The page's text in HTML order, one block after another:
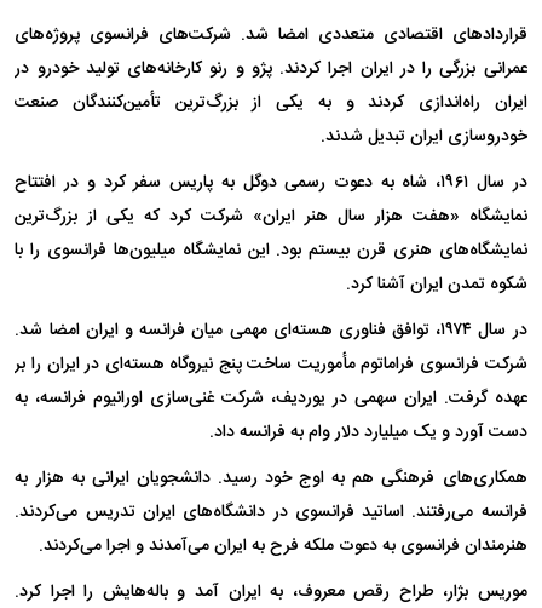
قرارداد‌های اقتصادی متعددی امضا شد. شرکت‌های فرانسوی پروژه‌های
عمرانی بزرگی را در ایران اجرا کردند. پژو و رنو کارخانه‌های تولید خودرو در
ایران راه‌اندازی کردند و به یکی از بزرگ‌ترین تأمین‌کنندگان صنعت
خودروسازی ایران تبدیل شدند.
در سال ۱۹۶۱، شاه به دعوت رسمی دوگل به پاریس سفر کرد و در افتتاح
نمایشگاه «هفت هزار سال هنر ایران» شرکت کرد که یکی از بزرگ‌ترین
نمایشگاه‌های هنری قرن بیستم بود. این نمایشگاه میلیون‌ها فرانسوی را با
شکوه تمدن ایران آشنا کرد.
در سال ۱۹۷۴، توافق فناوری هسته‌ای مهمی میان فرانسه و ایران امضا شد.
شرکت فرانسوی فراماتوم مأموریت ساخت پنج نیروگاه هسته‌ای در ایران را بر
عهده گرفت. ایران سهمی در یوردیف، شرکت غنی‌سازی اورانیوم فرانسه، به
دست آورد و یک میلیارد دلار وام به فرانسه داد.
همکاری‌های فرهنگی هم به اوج خود رسید. دانشجویان ایرانی به هزار به
فرانسه می‌رفتند. اساتید فرانسوی در دانشگاه‌های ایران تدریس می‌کردند.
هنرمندان فرانسوی به دعوت ملکه فرح به ایران می‌آمدند و اجرا می‌کردند.
موریس بژار، طراح رقص معروف، به ایران آمد و باله‌هایش را اجرا کرد.